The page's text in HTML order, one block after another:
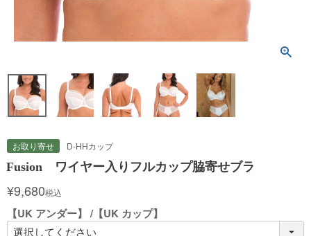
お取り寄せ D-HHカップ
Fusion ワイヤー入りフルカップ脇寄せブラ
¥9,680税込
【UK アンダー】 【UK カップ】